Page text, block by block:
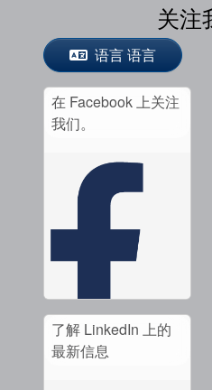
关注
语言 语言
在 Facebook 上关注
我们。
了解 LinkedIn 上的
最新信息